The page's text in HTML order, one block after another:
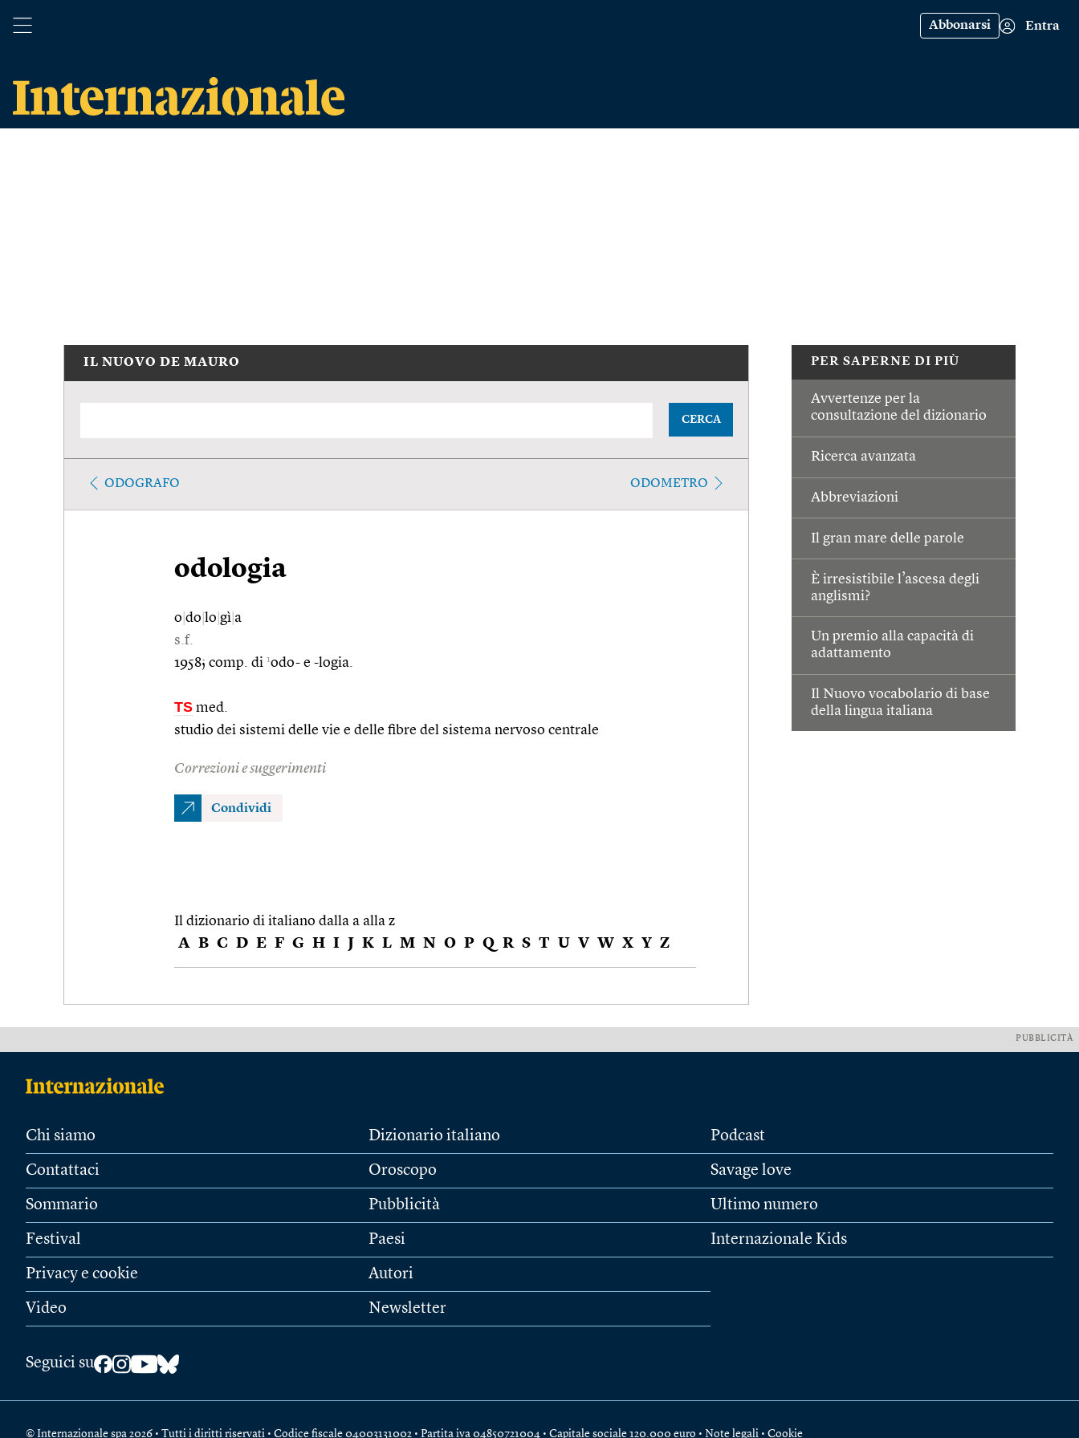
Abbonarsi Entra
PER SAPERNE DI PIÙ
Avvertenze per la
consultazione del dizionario
Ricerca avanzata
Abbreviazioni
Il gran mare delle parole
È irresistibile l’ascesa degli
anglismi?
Un premio alla capacità di
adattamento
Il Nuovo vocabolario di base
della lingua italiana
IL NUOVO DE MAURO
CERCA
ODOGRAFO ODOMETRO
odologia
o do lo gì a
s.f.
1958; comp. di 1odo- e -logia.
TS med.
studio dei sistemi delle vie e delle fibre del sistema nervoso centrale
Correzioni e suggerimenti
Condividi
Il dizionario di italiano dalla a alla z
A B C D E F G H I J K L M N O P Q R S T U V W X Y Z
PUBBLICITÀ
Chi siamo
Contattaci
Sommario
Festival
Privacy e cookie
Video
Dizionario italiano
Oroscopo
Pubblicità
Paesi
Autori
Newsletter
Podcast
Savage love
Ultimo numero
Internazionale Kids
Seguici su
© Internazionale spa 2026 • Tutti i diritti riservati • Codice fiscale 04003131002 • Partita iva 04850721004 • Capitale sociale 120.000 euro • Note legali • Cookie